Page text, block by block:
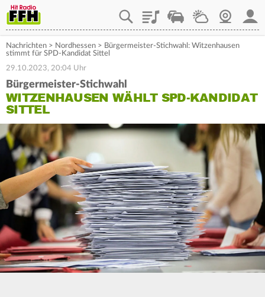
PlaylistStaupilotWetterWebcam
Nachrichten > Nordhessen > Bürgermeister-Stichwahl: Witzenhausen
stimmt für SPD-Kandidat Sittel
29.10.2023, 20:04 Uhr
Bürgermeister-Stichwahl
WITZENHAUSEN WÄHLT SPD-KANDIDAT
SITTEL